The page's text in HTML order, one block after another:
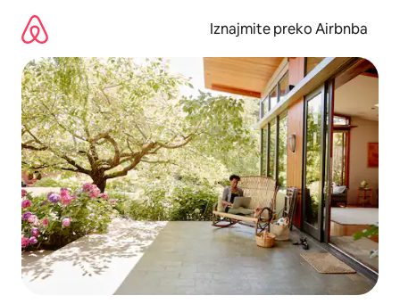
sadržaj
Iznajmite preko Airbnba